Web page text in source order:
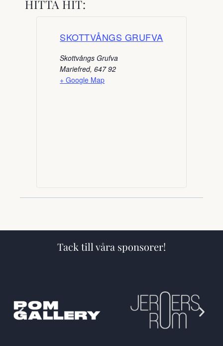
HITTA HIT:
SKOTTVÅNGS GRUFVA
Skottvångs Grufva
Mariefred, 647 92
+ Google Map
Tack till våra sponsorer!